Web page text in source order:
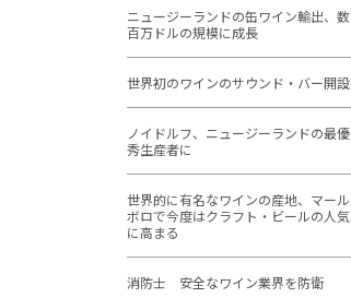
ニュージーランドの缶ワイン輸出、数
百万ドルの規模に成長
世界初のワインのサウンド・バー開設
ノイドルフ、ニュージーランドの最優
秀生産者に
世界的に有名なワインの産地、マール
ボロで今度はクラフト・ビールの人気
に高まる
消防士 安全なワイン業界を防衛